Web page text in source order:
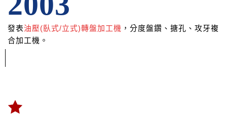
發表油壓(臥式/立式)轉盤加工機 ，分度盤鑽、搪孔、攻牙複
合加工機。